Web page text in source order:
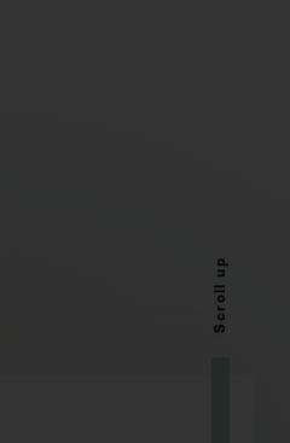
Scroll up